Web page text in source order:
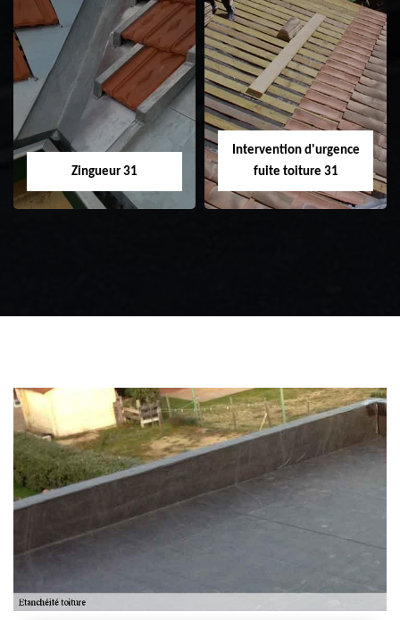
Etanchéité toiture
31
Réparation de
toiture 31
Zingueur 31
Intervention d'urgence
fuite toiture 31